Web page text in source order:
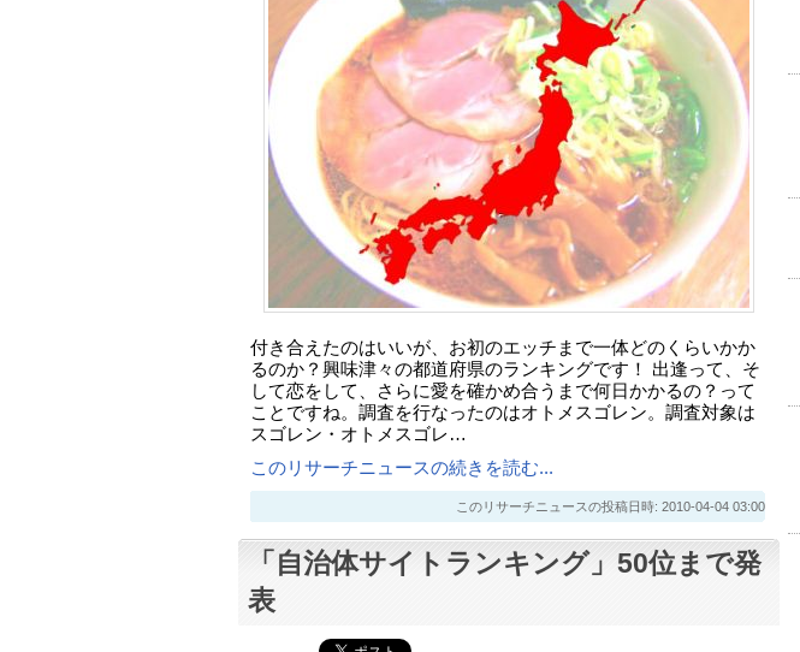
付き合えたのはいいが、お初のエッチまで一体どのくらいかか
るのか？興味津々の都道府県のランキングです！ 出逢って、そ
して恋をして、さらに愛を確かめ合うまで何日かかるの？って
ことですね。調査を行なったのはオトメスゴレン。調査対象は
スゴレン・オトメスゴレ…
このリサーチニュースの続きを読む...
このリサーチニュースの投稿日時: 2010-04-04 03:00
「自治体サイトランキング」50位まで発
表